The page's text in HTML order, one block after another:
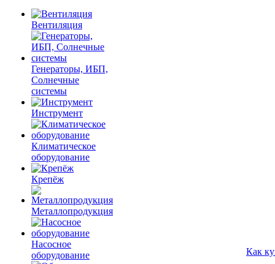
Вентиляция
Генераторы, ИБП,
Солнечные
системы
Инструмент
Климатическое
оборудование
Крепёж
Металлопродукция
Насосное
оборудование
Как